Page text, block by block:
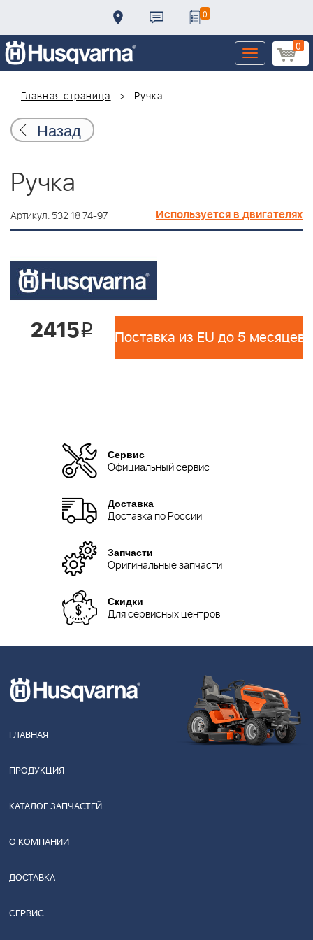
0
0
Toggle
navigation
Главная страница
Ручка
Назад
Ручка
Артикул: 532 18 74-97 Используется в двигателях
2415i Поставка из EU до 5 месяцев
Сервис
Официальный сервис
Доставка
Доставка по России
Запчасти
Оригинальные запчасти
Скидки
Для сервисных центров
ГЛАВНАЯ
ПРОДУКЦИЯ
КАТАЛОГ ЗАПЧАСТЕЙ
О КОМПАНИИ
ДОСТАВКА
СЕРВИС